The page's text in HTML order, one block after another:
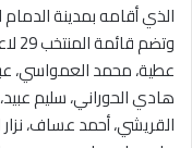
الذي أقامه بمدينة
عطية، محمد العمواسي،
هادي الحوراني، سليم
القريشي، أحمد عساف، نزار